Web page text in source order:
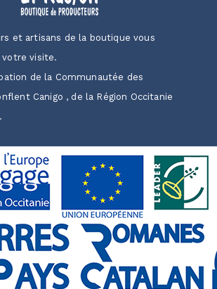
et artisans de la boutique vous
visite.
de la Communautée des
Canigo , de la Région Occitanie